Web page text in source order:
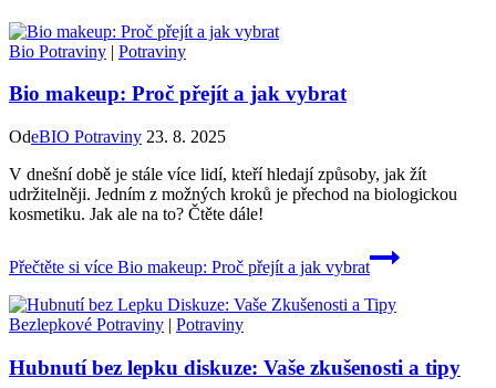
Bio Potraviny | Potraviny
Bio makeup: Proč přejít a jak vybrat
OdeBIO Potraviny 23. 8. 2025
V dnešní době je stále více lidí, kteří hledají způsoby, jak žít
udržitelněji. Jedním z možných kroků je přechod na biologickou
kosmetiku. Jak ale na to? Čtěte dále!
Přečtěte si více Bio makeup: Proč přejít a jak vybrat
Bezlepkové Potraviny | Potraviny
Hubnutí bez lepku diskuze: Vaše zkušenosti a tipy